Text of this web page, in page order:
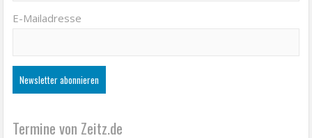
E-Mailadresse
Termine von Zeitz.de